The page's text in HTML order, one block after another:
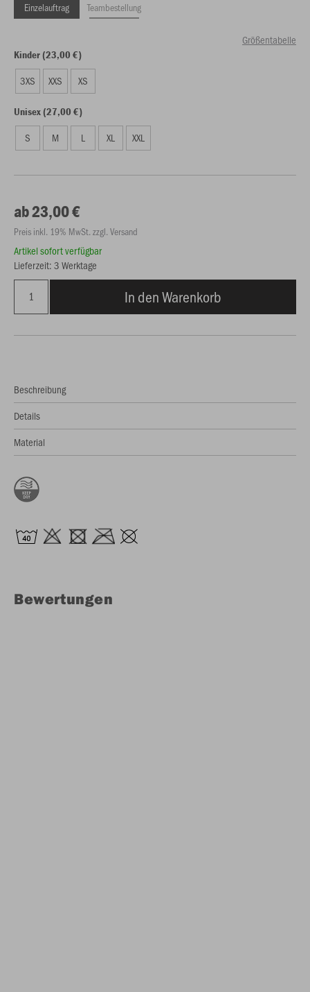
Einzelauftrag Teambestellung
Größentabelle
Kinder (23,00 €)
3XS XXS XS
Unisex (27,00 €)
S M L XL XXL
ab 23,00 €
Preis inkl. 19% MwSt. zzgl. Versand
Artikel sofort verfügbar
Lieferzeit: 3 Werktage
In den Warenkorb
Beschreibung
Details
Material
Bewertungen